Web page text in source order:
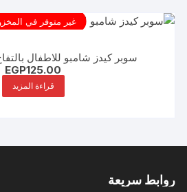
غير متوفر في
سوبر كيدز شامبو للاطفال بالتفاح
EGP125.00
قراءة المزيد
روابط سريعة